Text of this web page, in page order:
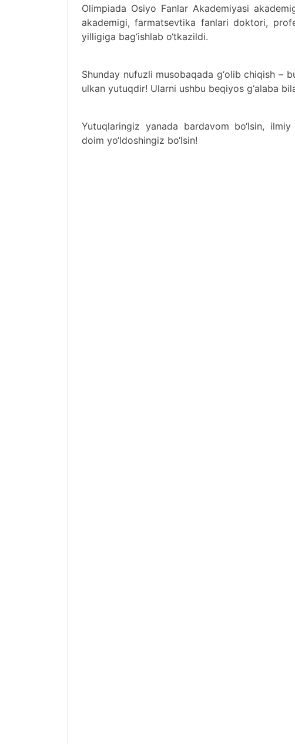
Olimpiada Osiyo Fanlar Akademiyasi
akademigi, farmatsevtika fanlari doktori,
yilligiga bag‘ishlab o‘tkazildi.
Shunday nufuzli musobaqada g‘olib chiqish –
ulkan yutuqdir! Ularni ushbu beqiyos g‘alaba
Yutuqlaringiz yanada bardavom bo‘lsin,
doim yo‘ldoshingiz bo‘lsin!